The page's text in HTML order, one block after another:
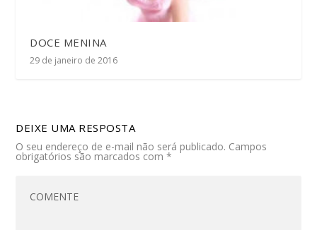
DOCE MENINA
29 de janeiro de 2016
DEIXE UMA RESPOSTA
O seu endereço de e-mail não será publicado. Campos
obrigatórios são marcados com*